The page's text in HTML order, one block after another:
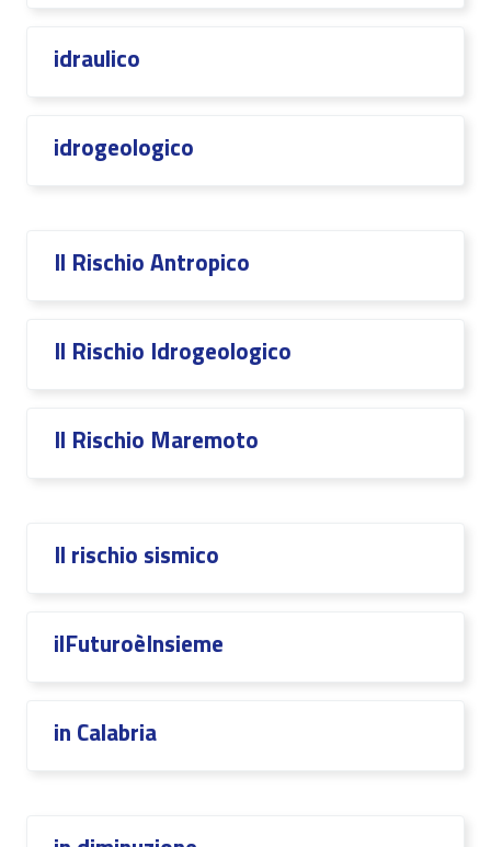
idraulico
idrogeologico
Il Rischio Antropico
Il Rischio Idrogeologico
Il Rischio Maremoto
Il rischio sismico
ilFuturoèInsieme
in Calabria